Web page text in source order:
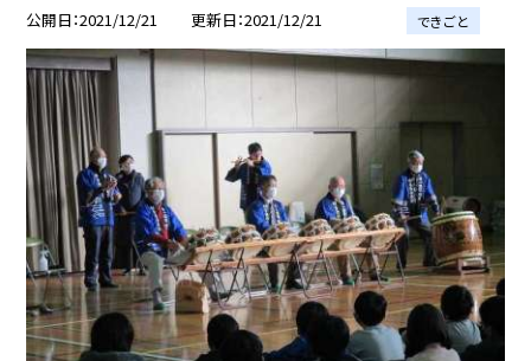
公開日 2021/12/21 更新日 2021/12/21 できごと